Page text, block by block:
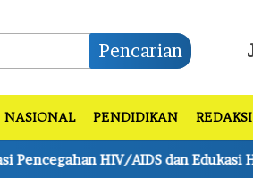
Pencarian
NASIONAL PENDIDIKAN REDAKSI
Hak Prajurit